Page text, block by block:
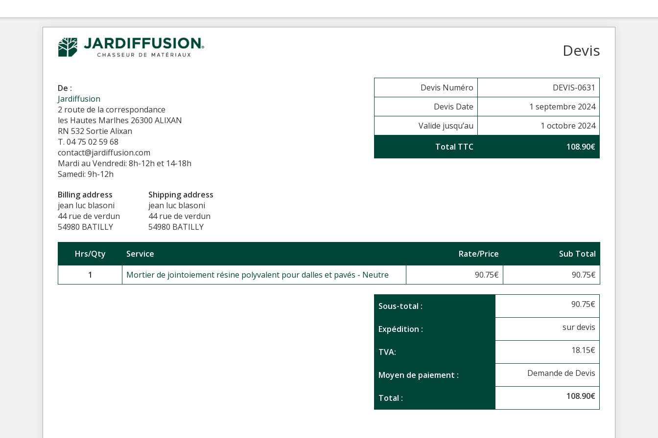
Devis
De :
Jardiffusion
2 route de la correspondance
les Hautes Marlhes 26300 ALIXAN
RN 532 Sortie Alixan
T. 04 75 02 59 68
contact@jardiffusion.com
Mardi au Vendredi: 8h-12h et 14-18h
Samedi: 9h-12h
Devis Numéro
DEVIS-0631
Devis Date
1 septembre 2024
Valide jusqu’au
1 octobre 2024
Total TTC
108.90€
Billing address
jean luc blasoni
44 rue de verdun
54980 BATILLY
Shipping address
jean luc blasoni
44 rue de verdun
54980 BATILLY
Hrs/Qty Service Rate/Price
Sub Total
1
Mortier de jointoiement résine polyvalent pour dalles et pavés - Neutre 90.75€ 90.75€
Sous-total : 90.75€
Expédition : sur devis
TVA: 18.15€
Moyen de paiement : Demande de Devis
Total : 108.90€